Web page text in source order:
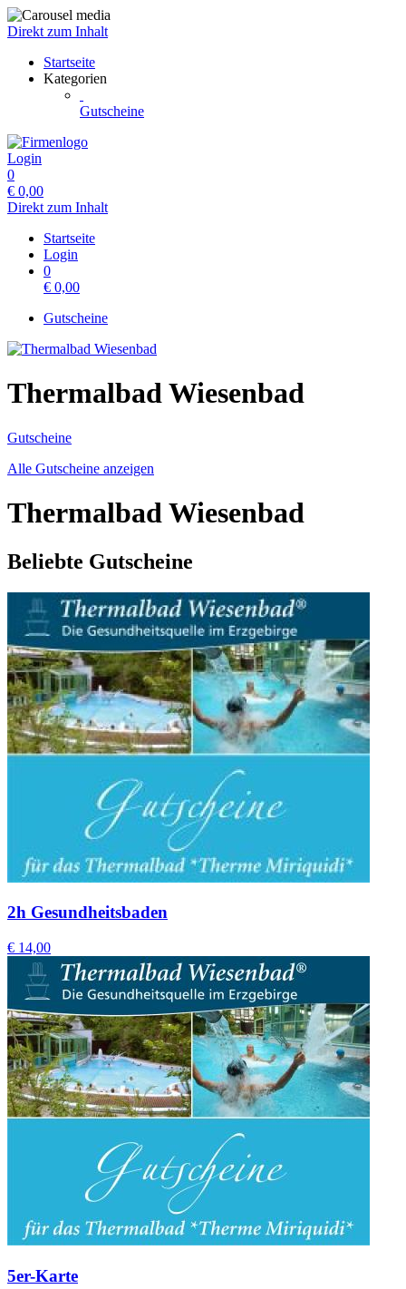
Direkt zum Inhalt
Startseite
Kategorien
Gutscheine
Login
0
€ 0,00
Direkt zum Inhalt
Startseite
Login
0
€ 0,00
Gutscheine
Thermalbad Wiesenbad
Gutscheine
Alle Gutscheine anzeigen
Thermalbad Wiesenbad
Beliebte Gutscheine
2h Gesundheitsbaden
€ 14,00
5er-Karte